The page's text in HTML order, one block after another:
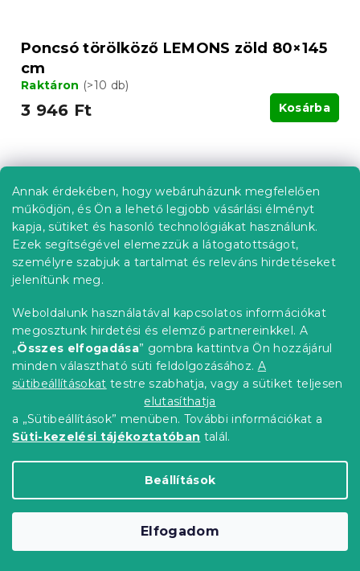
Annak érdekében, hogy webáruházunk megfelelően
működjön, és Ön a lehető legjobb vásárlási élményt
kapja, sütiket és hasonló technológiákat használunk.
Ezek segítségével elemezzük a látogatottságot,
személyre szabjuk a tartalmat és releváns hirdetéseket
jelenítünk meg.
Weboldalunk használatával kapcsolatos információkat
megosztunk hirdetési és elemző partnereinkkel. A
„Összes elfogadása” gombra kattintva Ön hozzájárul
minden választható süti feldolgozásához. A
sütibeállításokat testre szabhatja, vagy a sütiket teljesen
elutasíthatja
a „Sütibeállítások” menüben. További információkat a
Süti-kezelési tájékoztatóban talál.
Beállítások
Elfogadom
Poncsó törölköző LEMONS zöld 80×145
cm
Raktáron (>10 db)
3 946 Ft Kosárba
Poncsó törölköző STRAWBERRIES
rózsaszín 80×145 cm
Raktáron(>10 db)
3 946 Ft
Kiárusítás